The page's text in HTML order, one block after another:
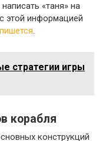
«таня» на
этой информацией
.
стратегии игры
корабля
конструкций